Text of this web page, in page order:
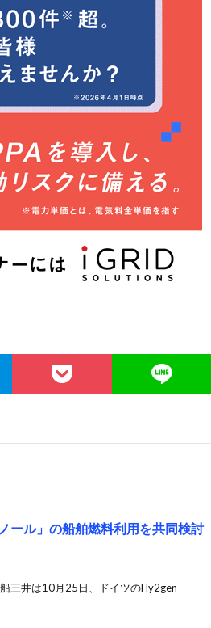
ール」の船舶燃料利用を共同検討
三井は10月25日、ドイツのHy2gen